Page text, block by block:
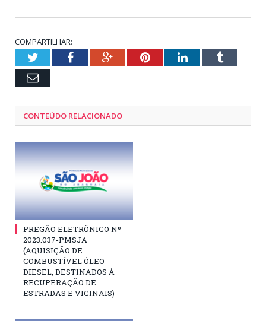
COMPARTILHAR:
TwitterFacebookGoogle+PinterestLinkedInTumblr
Email
CONTEÚDO RELACIONADO
PREGÃO ELETRÔNICO Nº
2023.037-PMSJA
(AQUISIÇÃO DE
COMBUSTÍVEL ÓLEO
DIESEL, DESTINADOS À
RECUPERAÇÃO DE
ESTRADAS E VICINAIS)